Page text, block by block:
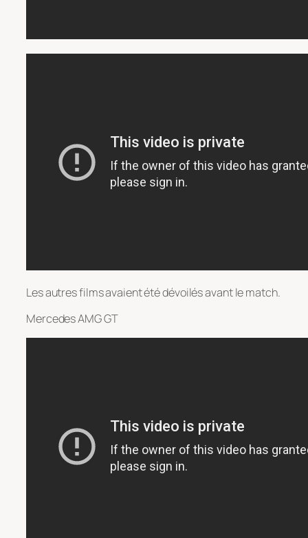
Les autres films avaient été dévoilés avant le match.
Mercedes AMG GT